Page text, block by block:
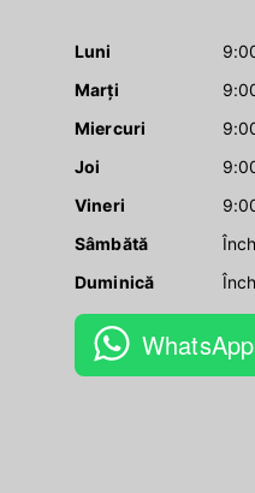
Luni
Marți
Miercuri
Joi
Vineri
Sâmbătă
Duminică
WhatsApp